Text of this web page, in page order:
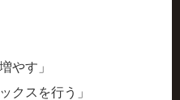
やす」
クスを行う」